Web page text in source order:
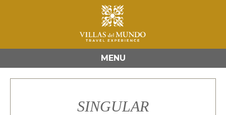
MENU
SINGULAR